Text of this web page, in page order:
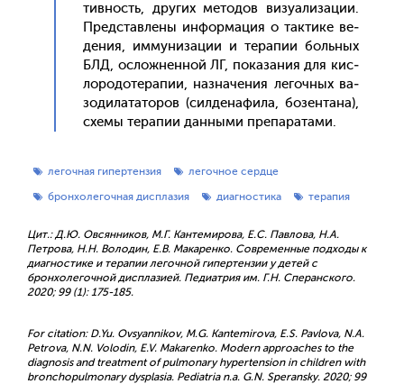
тивность, дру­гих ме­тодов ви­зу­али­зации.
Пред­став­ле­ны ин­форма­ция о так­ти­ке ве­
дения, им­му­низа­ции и те­рапии боль­ных
БЛД, ос­ложнен­ной ЛГ, по­каза­ния для кис­
ло­родо­тера­пии, наз­на­чения ле­гоч­ных ва­
зоди­лата­торов (сил­де­нафи­ла, бо­зен­та­на),
схе­мы те­рапии дан­ны­ми пре­пара­тами.
легочная гипертензия
легочное сердце
бронхолегочная дисплазия
диагностика терапия
Цит.: Д.Ю. Овсянников, М.Г. Кантемирова, Е.С. Павлова, Н.А.
Петрова, Н.Н. Володин, Е.В. Макаренко. Современные подходы к
диагностике и терапии легочной гипертензии у детей с
бронхолегочной дисплазией. Педиатрия им. Г.Н. Сперанского.
2020; 99 (1): 175-185.
For citation: D.Yu. Ovsyannikov, M.G. Kantemirova, E.S. Pavlova, N.A.
Petrova, N.N. Volodin, E.V. Makarenko. Modern approaches to the
diagnosis and treatment of pulmonary hypertension in children with
bronchopulmonary dysplasia. Pediatria n.a. G.N. Speransky. 2020; 99